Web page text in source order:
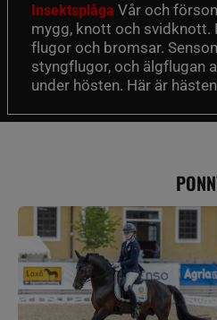
Insektsplåga Vår och
mygg, knott och
flugor och bromsar.
styngflugor, och älgflugan
under hösten. Här är